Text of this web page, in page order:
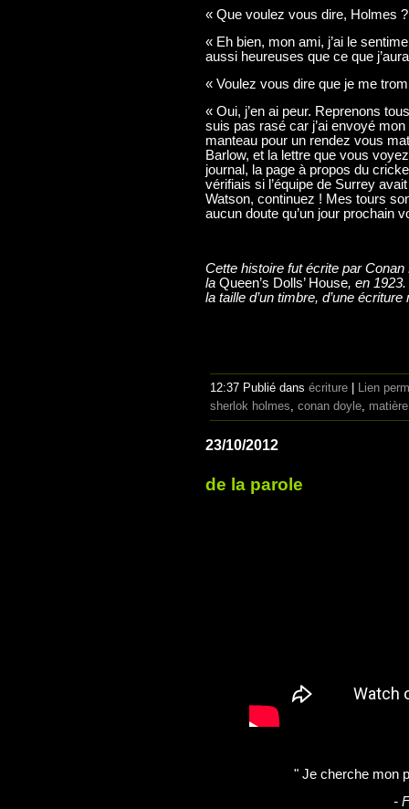
« Que voulez vous dire, Holmes
« Eh bien, mon ami, j’ai le
aussi heureuses que ce que
« Voulez vous dire que je me
« Oui, j’en ai peur. Reprenons
suis pas rasé car j’ai envoyé
manteau pour un rendez vous
Barlow, et la lettre que vous
journal, la page à propos du
vérifiais si l’équipe de Surrey
Watson, continuez ! Mes tours
aucun doute qu’un jour prochain
Cette histoire fut écrite par
la Queen’s Dolls’ House, en
la taille d’un timbre, d’une
12:37 Publié dans écriture | Lien
sherlok holmes conan doyle
23/10/2012
de la parole
" Je cherche mon
-